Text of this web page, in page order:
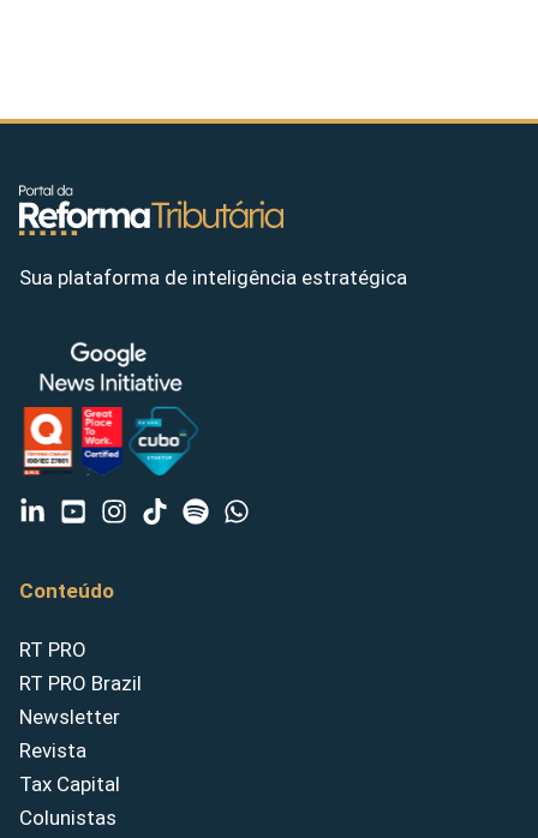
Sua plataforma de inteligência estratégica
Conteúdo
RT PRO
RT PRO Brazil
Newsletter
Revista
Tax Capital
Colunistas